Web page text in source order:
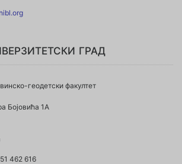
град
геодетски факултет
Бојовића 1A
462 616